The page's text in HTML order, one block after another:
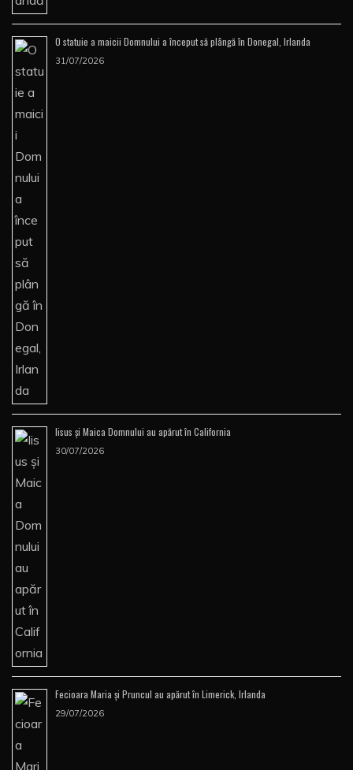
O statuie a maicii Domnului a început să plângă în Donegal, Irlanda
31/07/2026
Iisus şi Maica Domnului au apărut în California
30/07/2026
Fecioara Maria şi Pruncul au apărut în Limerick, Irlanda
29/07/2026